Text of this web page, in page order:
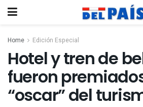
Home Edición Especial
Hotel y tren de
fueron
“oscar” del